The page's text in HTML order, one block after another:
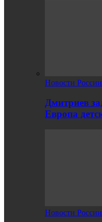
Новости России
Дмитриев
Европа
Новости России